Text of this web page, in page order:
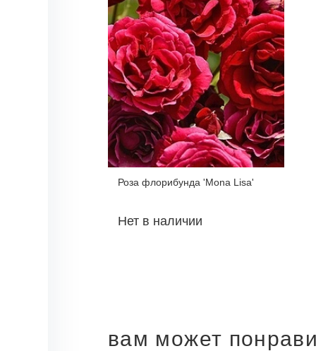
Роза флорибунда 'Mona Lisa'
Нет в наличии
вам может